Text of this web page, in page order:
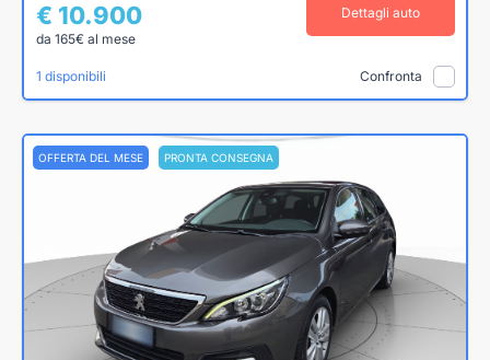
€ 10.900
da 165€ al mese
Dettagli auto
1 disponibili Confronta
OFFERTA DEL MESE PRONTA CONSEGNA